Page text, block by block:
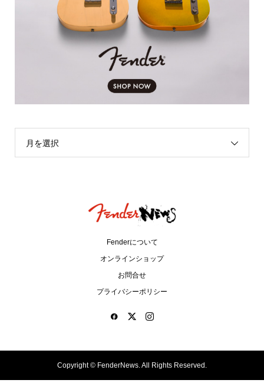
月を選択
Fenderについて
オンラインショップ
お問合せ
プライバシーポリシー
Copyright © FenderNews. All Rights Reserved.